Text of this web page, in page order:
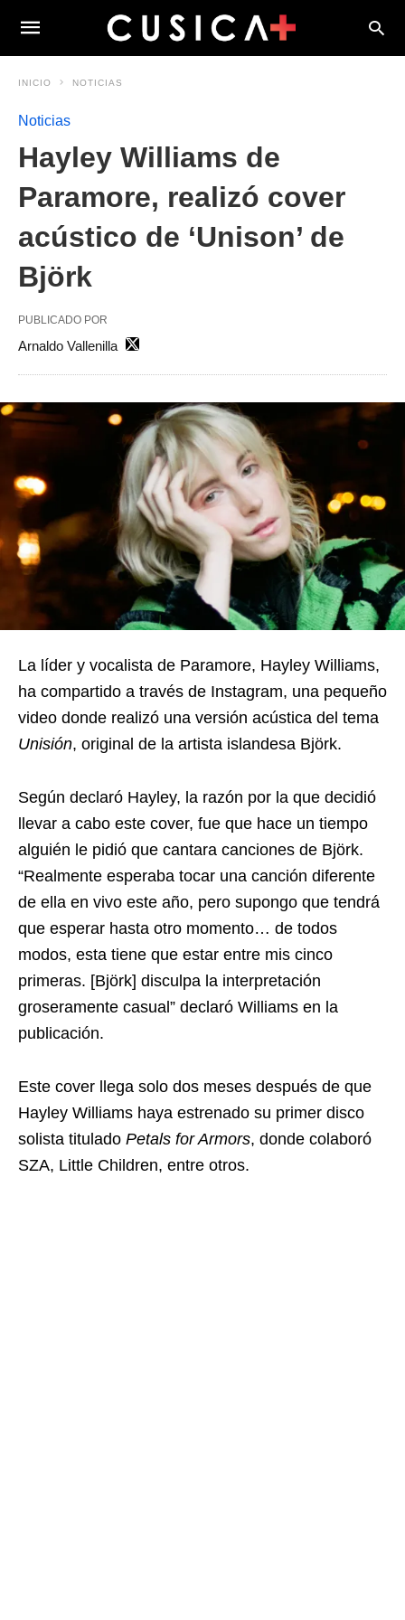
INICIO NOTICIAS
Noticias
Hayley Williams de
Paramore, realizó cover
acústico de ‘Unison’ de
Björk
PUBLICADO POR
Arnaldo Vallenilla
La líder y vocalista de Paramore, Hayley Williams,
ha compartido a través de Instagram, una pequeño
video donde realizó una versión acústica del tema
Unisión, original de la artista islandesa Björk.
Según declaró Hayley, la razón por la que decidió
llevar a cabo este cover, fue que hace un tiempo
alguién le pidió que cantara canciones de Björk.
“Realmente esperaba tocar una canción diferente
de ella en vivo este año, pero supongo que tendrá
que esperar hasta otro momento… de todos
modos, esta tiene que estar entre mis cinco
primeras. [Björk] disculpa la interpretación
groseramente casual” declaró Williams en la
publicación.
Este cover llega solo dos meses después de que
Hayley Williams haya estrenado su primer disco
solista titulado Petals for Armors, donde colaboró
SZA, Little Children, entre otros.